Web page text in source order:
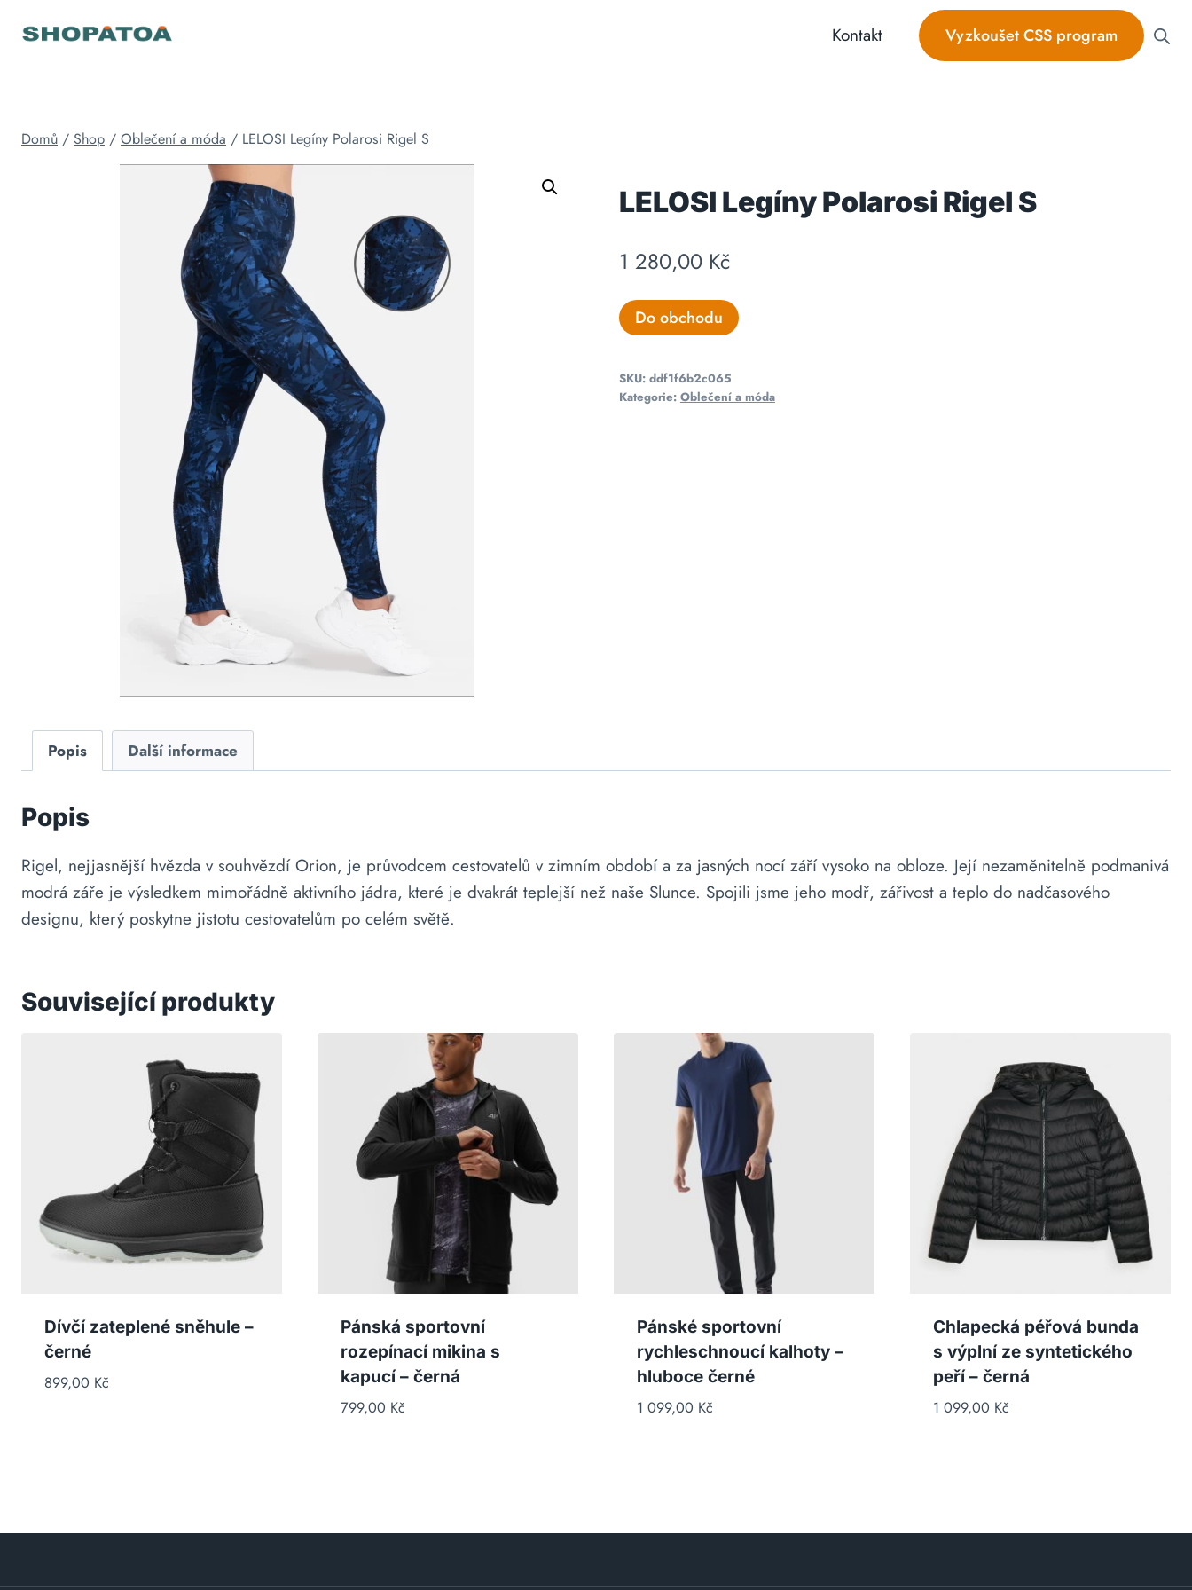
Kontakt Vyzkoušet CSS program
Domů / Shop / Oblečení a móda / LELOSI Legíny Polarosi Rigel S
LELOSI Legíny Polarosi Rigel S
1 280,00 Kč
Do obchodu
SKU: ddf1f6b2c065
Kategorie: Oblečení a móda
Popis Další informace
Popis
Rigel, nejjasnější hvězda v souhvězdí Orion, je průvodcem cestovatelů v zimním období a za jasných nocí září vysoko na obloze. Její nezaměnitelně podmanivá
modrá záře je výsledkem mimořádně aktivního jádra, které je dvakrát teplejší než naše Slunce. Spojili jsme jeho modř, zářivost a teplo do nadčasového
designu, který poskytne jistotu cestovatelům po celém světě.
Související produkty
Dívčí zateplené sněhule –
černé
899,00 Kč
Pánská sportovní
rozepínací mikina s
kapucí – černá
799,00 Kč
Pánské sportovní
rychleschnoucí kalhoty –
hluboce černé
1 099,00 Kč
Chlapecká péřová bunda
s výplní ze syntetického
peří – černá
1 099,00 Kč